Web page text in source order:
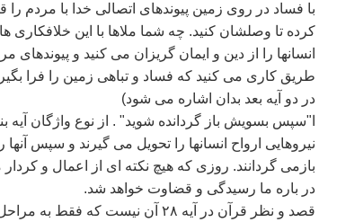
با فساد در روی زمين پيوندهای اتصالی خدا با مردم را
کرده تا وصلشان کنيد. چه شما ملاها با اين خلافکاری
انسانها را از دين و ايمان گريزان می کنيد و
طريق کاری می کنيد که فساد و تباهی زمين را فرا
در دو آيه بعد بدان اشاره می شود)
ا‌"سپس بسويش باز گردانده شويد‌" . از نوع واژگان
نيروهايی ارواح انسانها را تحويل می گيرند و سپس
بازمی گردانند. روزی که هيچ نکته ای از اعمال و
در باره ما رسيدگی و قضاوت خواهد شد.
قصد و نظر قرآن در آيه ۲۸ آن نيست